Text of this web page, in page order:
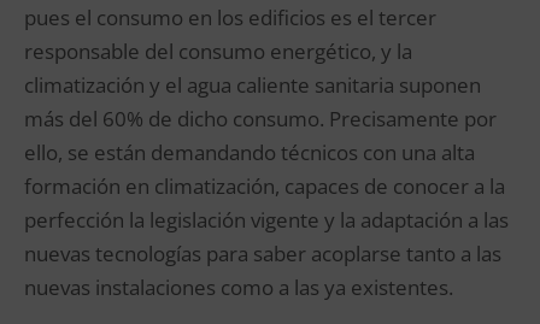
pues el consumo en los edificios es el tercer
responsable del consumo energético, y la
climatización y el agua caliente sanitaria suponen
más del 60% de dicho consumo. Precisamente por
ello, se están demandando técnicos con una alta
formación en climatización, capaces de conocer a la
perfección la legislación vigente y la adaptación a las
nuevas tecnologías para saber acoplarse tanto a las
nuevas instalaciones como a las ya existentes.